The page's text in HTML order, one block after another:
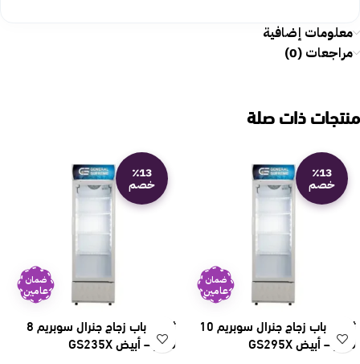
معلومات إضافية
مراجعات (0)
منتجات ذات صلة
٪13
خصم
ضمان
عامين
ثلاجة باب زجاج جنرال سوبريم 10
قدم – أبيض GS295X
٪13
خصم
ضمان
عامين
ثلاجة باب زجاج جنرال سوبريم 8
قدم – أبيض GS235X